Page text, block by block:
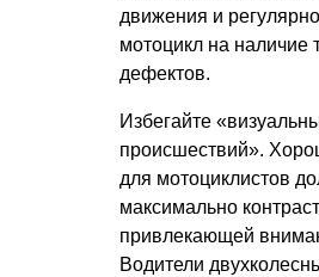
движения и
мотоцикл на наличие
дефектов.
Избегайте
происшествий».
для мотоциклистов
максимально
привлекающей
Водители